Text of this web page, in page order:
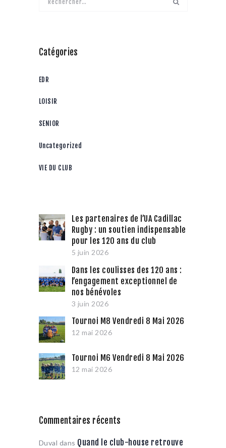
Catégories
EDR
LOISIR
SENIOR
Uncategorized
VIE DU CLUB
Les partenaires de l’UA Cadillac
Rugby : un soutien indispensable
pour les 120 ans du club
5 juin 2026
Dans les coulisses des 120 ans :
l’engagement exceptionnel de
nos bénévoles
3 juin 2026
Tournoi M8 Vendredi 8 Mai 2026
12 mai 2026
Tournoi M6 Vendredi 8 Mai 2026
12 mai 2026
Commentaires récents
Duval dans Quand le club-house retrouve